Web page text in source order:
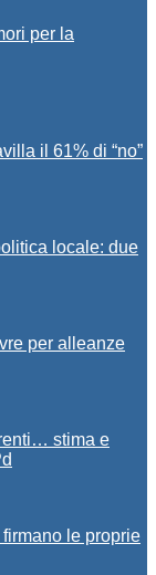
per la
il 61% di “no”
locale: due
per alleanze
stima e
le proprie